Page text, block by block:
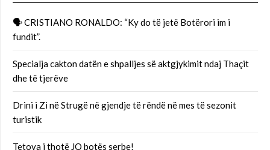
🗣 CRISTIANO RONALDO: “Ky do të jetë Botërori im i
fundit”.
Specialja cakton datën e shpalljes së aktgjykimit ndaj Thaçit
dhe të tjerëve
Drini i Zi në Strugë në gjendje të rëndë në mes të sezonit
turistik
Tetova i thotë JO botës serbe!